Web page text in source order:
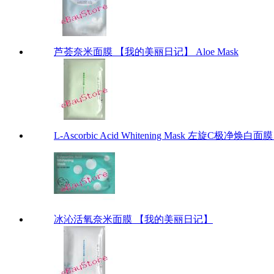
芦荟奈米面膜 【我的美丽日记】 Aloe Mask
L-Ascorbic Acid Whitening Mask 左旋C极净焕白面膜
冰沁活氧奈米面膜 【我的美丽日记】